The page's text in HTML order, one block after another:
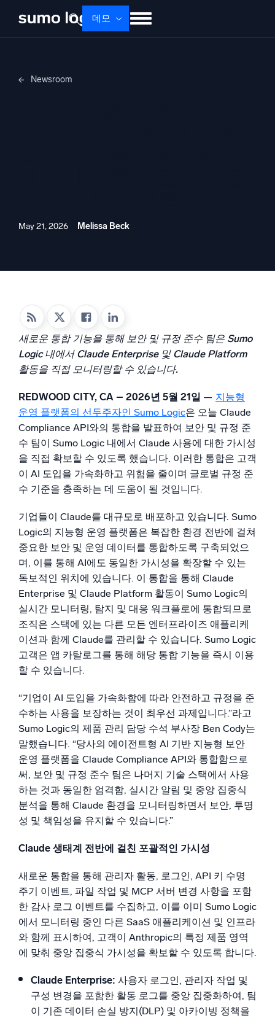
데모
회사 소개
SIEM
위협을 더 빠르게 발견하고 더 똑똑하게 대응
보안을 위한 로그
동적 가시성
모니터링 및 문제 해결
포괄적인 가시성으로 탐지 및 해결
강력한 통합
신뢰할 수 있고 인증된
Newsroom
May 21, 2026 Melissa Beck
새로운 통합 기능을 통해 보안 및 규정 준수 팀은 Sumo
Logic 내에서 Claude Enterprise 및 Claude Platform
활동을 직접 모니터링할 수 있습니다.
REDWOOD CITY, CA – 2026년 5월 21일 — 지능형
운영 플랫폼의 선두주자인 Sumo Logic은 오늘 Claude
Compliance API와의 통합을 발표하여 보안 및 규정 준
수 팀이 Sumo Logic 내에서 Claude 사용에 대한 가시성
을 직접 확보할 수 있도록 했습니다. 이러한 통합은 고객
이 AI 도입을 가속화하고 위험을 줄이며 글로벌 규정 준
수 기준을 충족하는 데 도움이 될 것입니다.
기업들이 Claude를 대규모로 배포하고 있습니다. Sumo
Logic의 지능형 운영 플랫폼은 복잡한 환경 전반에 걸쳐
중요한 보안 및 운영 데이터를 통합하도록 구축되었으
며, 이를 통해 AI에도 동일한 가시성을 확장할 수 있는
독보적인 위치에 있습니다. 이 통합을 통해 Claude
Enterprise 및 Claude Platform 활동이 Sumo Logic의
실시간 모니터링, 탐지 및 대응 워크플로에 통합되므로
조직은 스택에 있는 다른 모든 엔터프라이즈 애플리케
이션과 함께 Claude를 관리할 수 있습니다. Sumo Logic
고객은 앱 카탈로그를 통해 해당 통합 기능을 즉시 이용
할 수 있습니다.
“기업이 AI 도입을 가속화함에 따라 안전하고 규정을 준
수하는 사용을 보장하는 것이 최우선 과제입니다.”라고
Sumo Logic의 제품 관리 담당 수석 부사장 Ben Cody는
말했습니다. “당사의 에이전트형 AI 기반 지능형 보안
운영 플랫폼을 Claude Compliance API와 통합함으로
써, 보안 및 규정 준수 팀은 나머지 기술 스택에서 사용
하는 것과 동일한 엄격함, 실시간 알림 및 중앙 집중식
분석을 통해 Claude 환경을 모니터링하면서 보안, 투명
성 및 책임성을 유지할 수 있습니다.”
Claude 생태계 전반에 걸친 포괄적인 가시성
새로운 통합을 통해 관리자 활동, 로그인, API 키 수명
주기 이벤트, 파일 작업 및 MCP 서버 변경 사항을 포함
한 감사 로그 이벤트를 수집하고, 이를 이미 Sumo Logic
에서 모니터링 중인 다른 SaaS 애플리케이션 및 인프라
와 함께 표시하여, 고객이 Anthropic의 특정 제품 영역
에 맞춰 중앙 집중식 가시성을 확보할 수 있도록 합니다.
Claude Enterprise: 사용자 로그인, 관리자 작업 및
구성 변경을 포함한 활동 로그를 중앙 집중화하여, 팀
이 기존 데이터 손실 방지(DLP) 및 아카이빙 정책을